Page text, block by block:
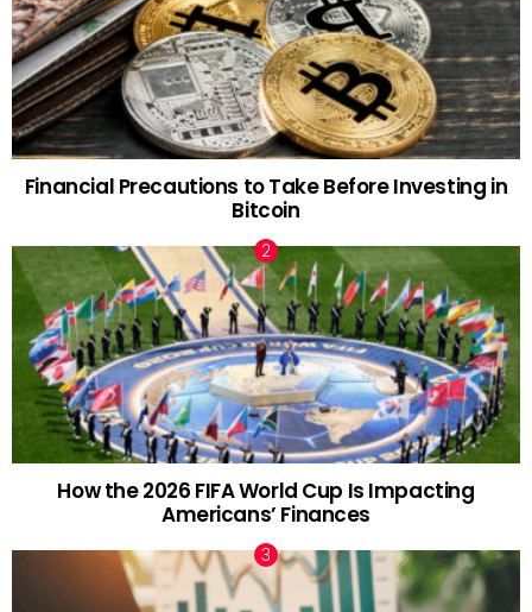
Financial Precautions to Take Before Investing in
Bitcoin
How the 2026 FIFA World Cup Is Impacting
Americans’ Finances